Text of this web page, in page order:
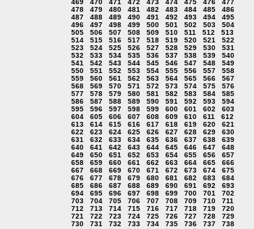
469
470 471 472 473 474 475 476
477
478
479 480 481 482 483 484 485
486
487
488 489 490 491 492 493 494
495
496
497 498 499 500 501 502 503
504
505
506 507 508 509 510 511 512
513
514
515 516 517 518 519 520 521
522
523
524 525 526 527 528 529 530
531
532
533 534 535 536 537 538 539
540
541
542 543 544 545 546 547 548
549
550
551 552 553 554 555 556 557
558
559
560 561 562 563 564 565 566
567
568
569 570 571 572 573 574 575
576
577
578 579 580 581 582 583 584
585
586
587 588 589 590 591 592 593
594
595
596 597 598 599 600 601 602
603
604
605 606 607 608 609 610 611
612
613
614 615 616 617 618 619 620
621
622
623 624 625 626 627 628 629
630
631
632 633 634 635 636 637 638
639
640
641 642 643 644 645 646 647
648
649
650 651 652 653 654 655 656
657
658
659 660 661 662 663 664 665
666
667
668 669 670 671 672 673 674
675
676
677 678 679 680 681 682 683
684
685
686 687 688 689 690 691 692
693
694
695 696 697 698 699 700 701
702
703
704 705 706 707 708 709 710
711
712
713 714 715 716 717 718 719
720
721
722 723 724 725 726 727 728
729
730
731 732 733 734 735 736 737
738